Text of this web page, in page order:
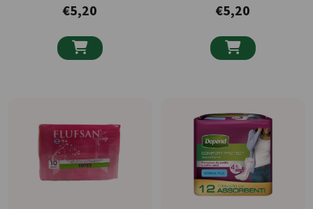
€5,20

€5,20
